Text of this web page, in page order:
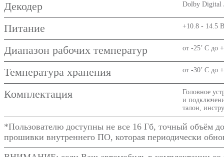
Декодер Dolby Digital
Питание +10.8 - 14.5
Диапазон рабочих температур от -25’ C до
Температура хранения от -30’ C до
Комплектация
Головное
и
талон,
*Пользователю доступны не все 16 Гб, точный объём
прошивки внутреннего ПО, которая периодически